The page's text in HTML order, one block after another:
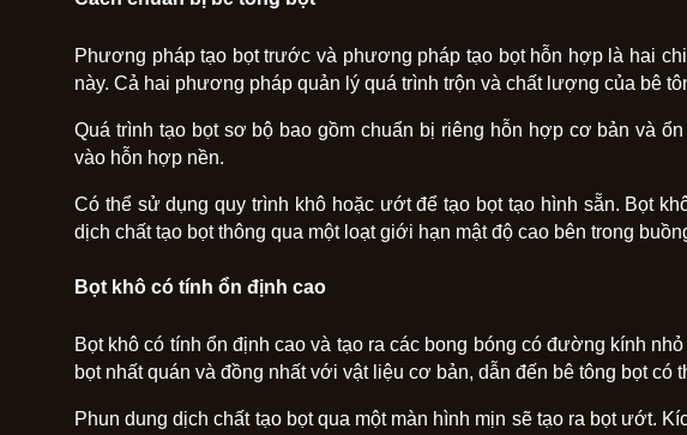
Phương pháp tạo bọt trước và phương pháp tạo bọt hỗn hợp là hai
này. Cả hai phương pháp quản lý quá trình trộn và chất lượng của bê
Quá trình tạo bọt sơ bộ bao gồm chuẩn bị riêng hỗn hợp cơ bản và
vào hỗn hợp nền.
Có thể sử dụng quy trình khô hoặc ướt để tạo bọt tạo hình sẵn. Bọt
dịch chất tạo bọt thông qua một loạt giới hạn mật độ cao bên trong
Bọt khô có tính ổn định cao
Bọt khô có tính ổn định cao và tạo ra các bong bóng có đường kính
bọt nhất quán và đồng nhất với vật liệu cơ bản, dẫn đến bê tông bọt có
Phun dung dịch chất tạo bọt qua một màn hình mịn sẽ tạo ra bọt ướt.